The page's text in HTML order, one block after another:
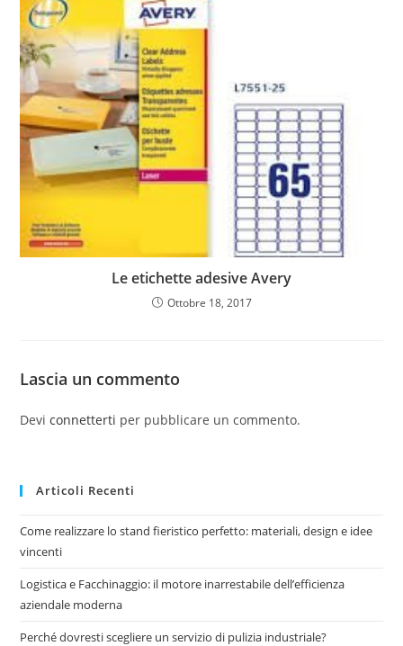
Le etichette adesive Avery
Ottobre 18, 2017
Lascia un commento
Deviconnetterti per pubblicare un commento.
Articoli Recenti
Come realizzare lo stand fieristico perfetto: materiali, design e idee
vincenti
Logistica e Facchinaggio: il motore inarrestabile dell’efficienza
aziendale moderna
Perché dovresti scegliere un servizio di pulizia industriale?